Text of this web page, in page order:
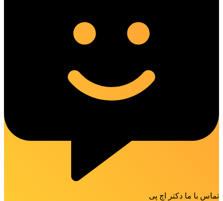
تماس با ما دکتر اچ پی